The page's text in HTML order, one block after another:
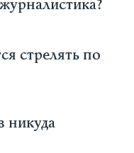
стрелять по
никуда